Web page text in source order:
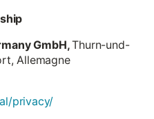
GmbH,Thurn-und-
Allemagne
privacy/